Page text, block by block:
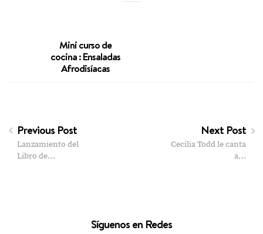
Mini curso de
cocina : Ensaladas
Afrodisíacas
Previous Post
Lanzamiento del
Libro de…
Next Post
Cecilia Todd le canta
a…
Síguenos en Redes